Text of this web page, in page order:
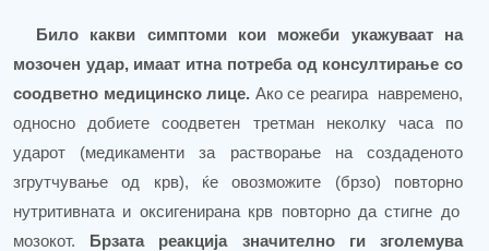
Било какви симптоми кои можеби укажуваат на
мозочен удар, имаат итна потреба од консултирање со
соодветно медицинско лице. Акосе реагира
навремено,
односно добиете соодветен третман неколку часа по
ударот (медикаменти за растворање на создаденото
згрутчување од крв), ќе овозможите (брзо) повторно
нутритивната и оксигенирана крв повторно да стигне до
мозокот.
Брзата реакција значително ги
зголемува